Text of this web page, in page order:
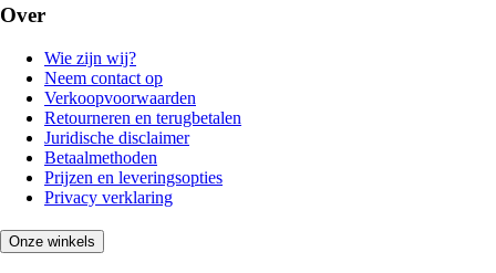
Over
Wie zijn wij?
Neem contact op
Verkoopvoorwaarden
Retourneren en terugbetalen
Juridische disclaimer
Betaalmethoden
Prijzen en leveringsopties
Privacy verklaring
Onze winkels